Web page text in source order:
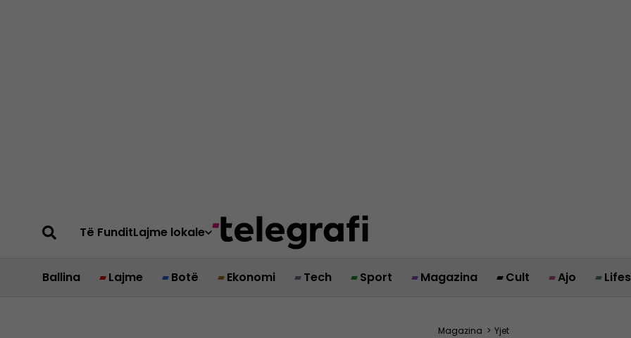
Të FunditLajme lokale
Ballina Lajme Botë Ekonomi Tech Sport Magazina Cult Ajo
Magazina > Yjet